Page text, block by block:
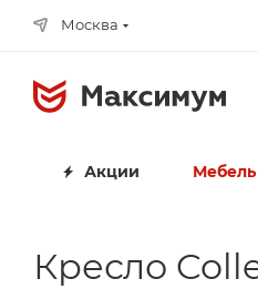
Москва
Акции Мебель
Кресло